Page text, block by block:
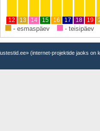
12 13 14 15 16 17 18 19
- esmaspäev - teisipäev
(internet-projektide jaoks on